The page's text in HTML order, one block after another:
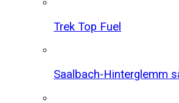
Trek Top Fuel
Saalbach-Hinterglemm